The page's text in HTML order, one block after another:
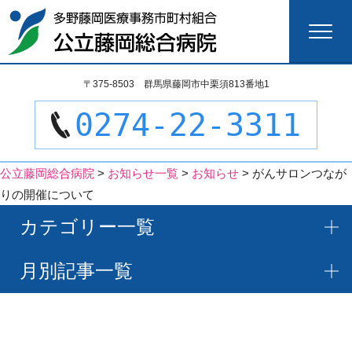
検
索:
〒375-8503 群馬県藤岡市中栗須813番地1
0274-22-3311
公立藤岡総合病院 > お知らせ一覧 > お知らせ > がんサロンつなが
りの開催について
カテゴリー一覧
月別記事一覧